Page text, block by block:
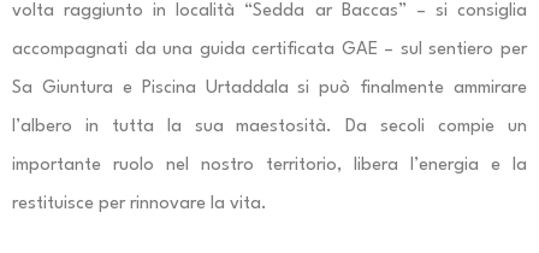
volta raggiunto in località “Sedda ar Baccas” – si consiglia
accompagnati da una guida certificata GAE – sul sentiero per
Sa Giuntura e Piscina Urtaddala si può finalmente ammirare
l’albero in tutta la sua maestosità. Da secoli compie un
importante ruolo nel nostro territorio, libera l’energia e la
restituisce per rinnovare la vita.